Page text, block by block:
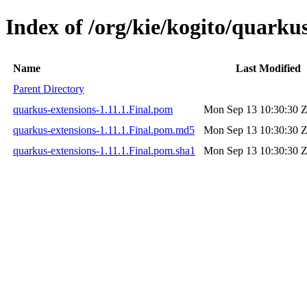
Index of /org/kie/kogito/
Name
Last Modified
Parent Directory
quarkus-extensions-1.11.1.Final.pom
Mon Sep 13 10:30:30
quarkus-extensions-1.11.1.Final.pom.md5
Mon Sep 13 10:30:30
quarkus-extensions-1.11.1.Final.pom.sha1
Mon Sep 13 10:30:30